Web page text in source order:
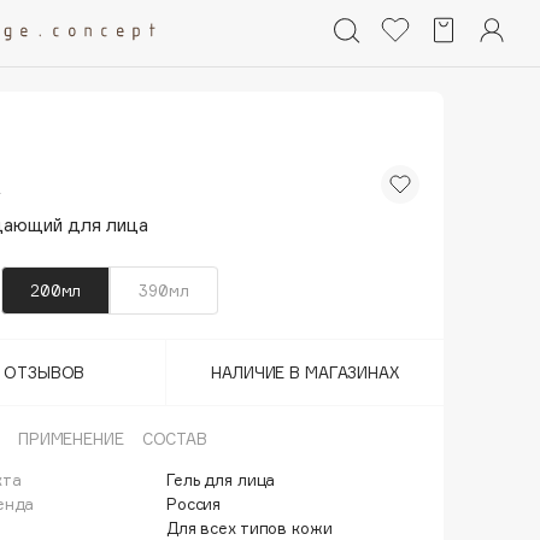
для лица
200мл 390мл
ОТЗЫВОВ НАЛИЧИЕ В МАГАЗИНАХ
ПРИМЕНЕНИЕ СОСТАВ
Гель для лица
Россия
Для всех типов кожи